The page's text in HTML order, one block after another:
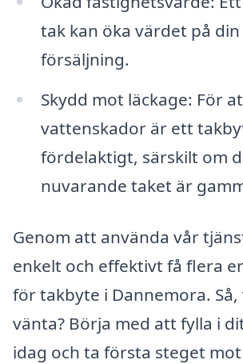
tak kan öka värdet på
försäljning.
Skydd mot läckage: För
vattenskador är ett
fördelaktigt, särskilt om
nuvarande taket är
Genom att använda vår
enkelt och effektivt få flera
för takbyte i Dannemora.
vänta? Börja med att fylla i
idag och ta första steget